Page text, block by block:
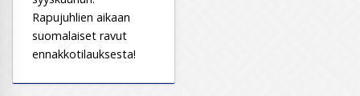
Rapujuhlien aikaan
suomalaiset ravut
ennakkotilauksesta!